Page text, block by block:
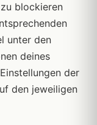
blockieren
unter den
deines
der
den jeweiligen